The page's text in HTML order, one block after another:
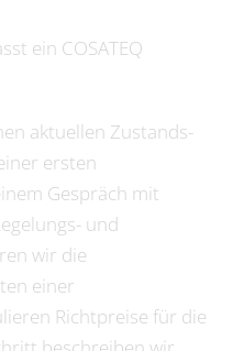
ein COSATEQ
aktuellen Zustands-
ersten
Gespräch mit
und
wir die
einer
Richtpreise für die